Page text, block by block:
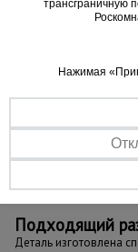
Подходящий
Деталь изготовлена
трансграничную
Нажимая